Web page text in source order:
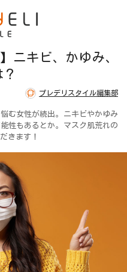
ニキビ、かゆみ、
プレデリスタイル編集部
む女性が続出。ニキビやかゆみ
性もあるとか。マスク肌荒れの
きます！